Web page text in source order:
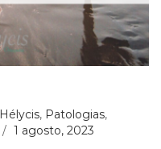
Hélycis, Patologias,
1 agosto, 2023